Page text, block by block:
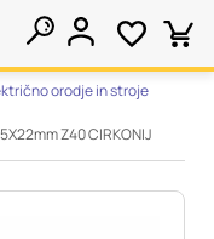
orodje in stroje
Z40 CIRKONIJ
lahko shrani ali